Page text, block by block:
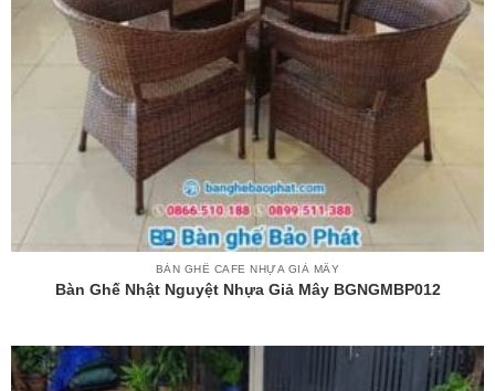
BÀN GHẾ CAFE NHỰA GIẢ MÂY
Bàn Ghế Nhật Nguyệt Nhựa Giả Mây BGNGMBP012